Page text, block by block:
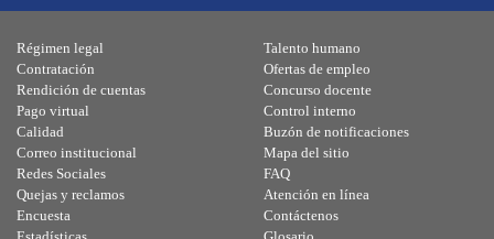
Régimen legal
Contratación
Rendición de cuentas
Pago virtual
Calidad
Talento humano
Ofertas de empleo
Concurso docente
Control interno
Buzón de notificaciones
Correo institucional
Redes Sociales
Quejas y reclamos
Encuesta
Mapa del sitio
FAQ
Atención en línea
Contáctenos